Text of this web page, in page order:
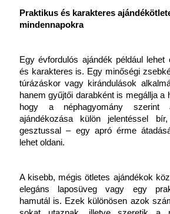
Praktikus és karakteres
mindennapokra
Egy évfordulós ajándék például lehet
és karakteres is. Egy minőségi
túrázáskor vagy kirándulások
hanem gyűjtői darabként is megállja a
hogy a néphagyomány szerint
ajándékozása külön jelentéssel
gesztussal – egy apró érme
lehet oldani.
A kisebb, mégis ötletes ajándékok
elegáns laposüveg vagy egy
hamutál is. Ezek különösen azok